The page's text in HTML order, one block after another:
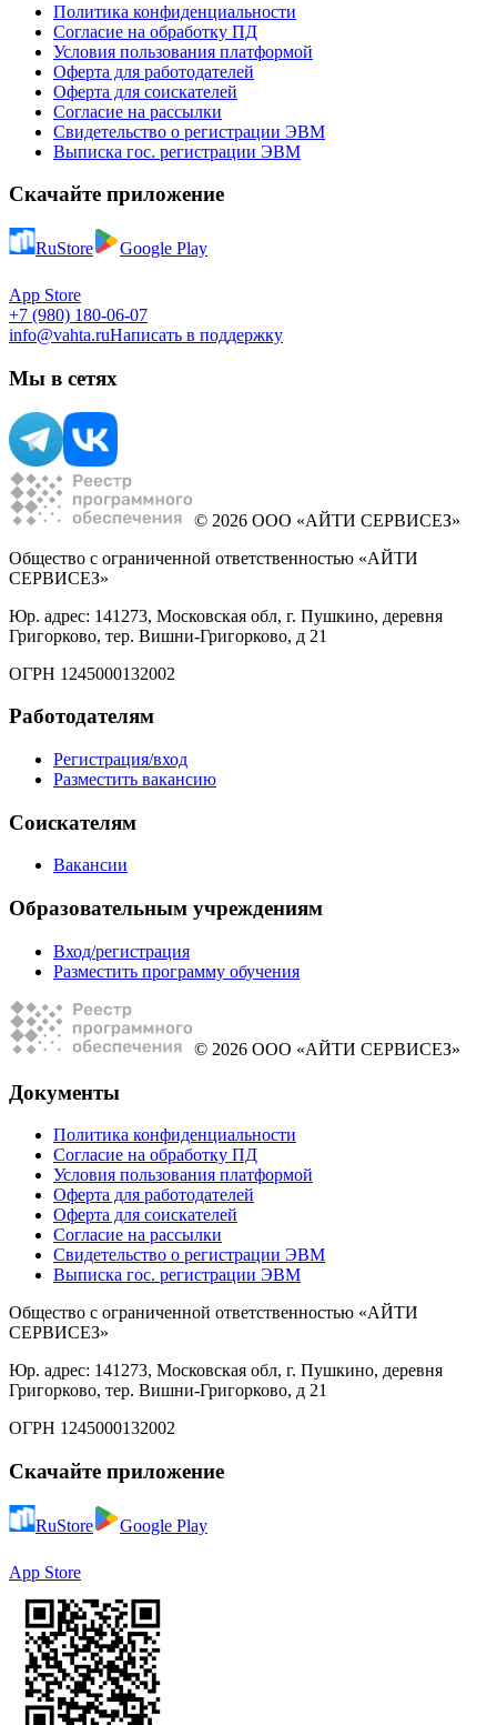
Политика конфиденциальности
Согласие на обработку ПД
Условия пользования платформой
Оферта для работодателей
Оферта для соискателей
Согласие на рассылки
Свидетельство о регистрации ЭВМ
Выписка гос. регистрации ЭВМ
Скачайте приложение
RuStore Google Play
App Store
+7 (980) 180-06-07
info@vahta.ruНаписать в поддержку
Мы в сетях
© 2026 ООО «АЙТИ СЕРВИСЕЗ»
Общество с ограниченной ответственностью «АЙТИ
СЕРВИСЕЗ»
Юр. адрес: 141273, Московская обл, г. Пушкино, деревня
Григорково, тер. Вишни-Григорково, д 21
ОГРН 1245000132002
Работодателям
Регистрация/вход
Разместить вакансию
Соискателям
Вакансии
Образовательным учреждениям
Вход/регистрация
Разместить программу обучения
© 2026 ООО «АЙТИ СЕРВИСЕЗ»
Документы
Политика конфиденциальности
Согласие на обработку ПД
Условия пользования платформой
Оферта для работодателей
Оферта для соискателей
Согласие на рассылки
Свидетельство о регистрации ЭВМ
Выписка гос. регистрации ЭВМ
Общество с ограниченной ответственностью «АЙТИ
СЕРВИСЕЗ»
Юр. адрес: 141273, Московская обл, г. Пушкино, деревня
Григорково, тер. Вишни-Григорково, д 21
ОГРН 1245000132002
Скачайте приложение
RuStore Google Play
App Store